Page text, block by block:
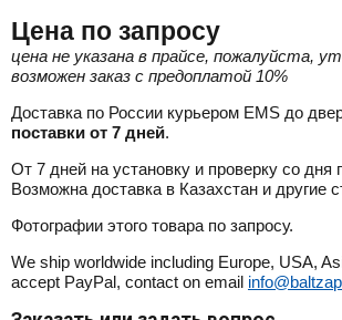
Цена по запросу
цена не указана в прайсе, пожалуйста,
возможен заказ с предоплатой 10%
Доставка по России курьером EMS до
поставки от 7 дней.
От 7 дней на установку и проверку со дня
Возможна доставка в Казахстан и другие
Фотографии этого товара по запросу.
We ship worldwide including Europe, USA,
accept PayPal, contact on email